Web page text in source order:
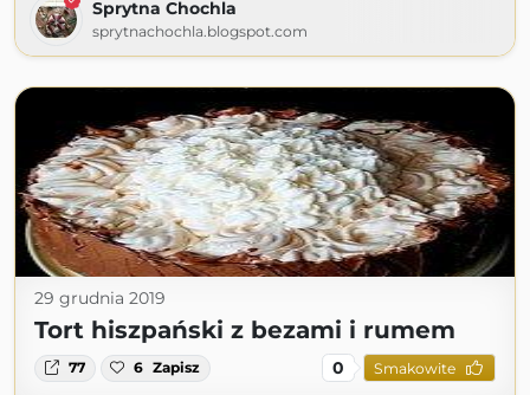
Sprytna Chochla
sprytnachochla.blogspot.com
29 grudnia 2019
Tort hiszpański z bezami i rumem
77 6 Zapisz 0 Smakowite